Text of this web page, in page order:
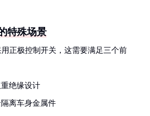
特殊场景
正极控制开关，这需要满足三个前
绝缘设计
离车身金属件